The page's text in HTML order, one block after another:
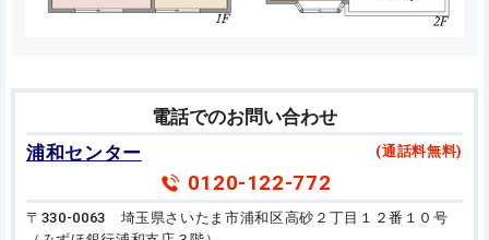
電話でのお問い合わせ
浦和センター
(通話料無料)
0120-122-772
〒330-0063 埼玉県さいたま市浦和区高砂２丁目１２番１０号